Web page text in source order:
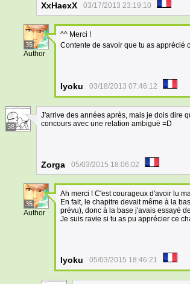
XxHaexX 03/17/2013 23:19:10
35
Author
^^ Merci !
Contente de savoir que tu as apprécié
Iyoku 03/18/2013 07:46:12
38
J'arrive des années après, mais je dois dire
concours avec une relation ambiguë =D
Zorga 05/03/2015 18:06:02
35
Author
Ah merci ! C'est courageux d'avoir lu
En fait, le chapitre devait même à la
prévu), donc à la base j'avais essayé
Je suis ravie si tu as pu apprécier ce
Iyoku 05/03/2015 18:46:21